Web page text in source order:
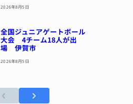
2026年8月5日
全国ジュニアゲートボール
大会 4チーム18人が出
場 伊賀市
2026年8月5日